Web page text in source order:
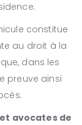
constitue
au droit à la
dans les
preuve ainsi
avocates de